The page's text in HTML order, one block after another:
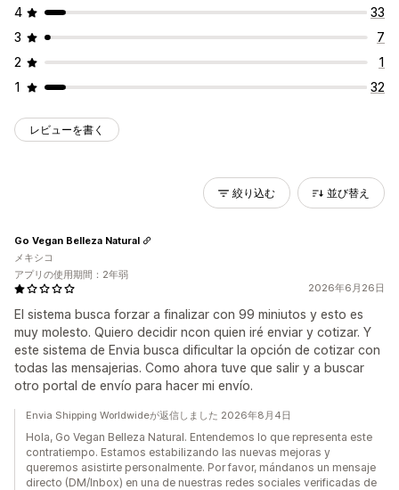
4
33
3
7
2
1
1
32
レビューを書く
絞り込む 並び替え
2026年6月26日
El sistema busca forzar a finalizar con 99 miniutos y esto es
muy molesto. Quiero decidir ncon quien iré enviar y cotizar. Y
este sistema de Envia busca dificultar la opción de cotizar con
todas las mensajerias. Como ahora tuve que salir y a buscar
otro portal de envío para hacer mi envío.
Go Vegan Belleza Natural
メキシコ
アプリの使用期間：2年弱
Envia Shipping Worldwideが返信しました 2026年8月4日
Hola, Go Vegan Belleza Natural. Entendemos lo que representa este
contratiempo. Estamos estabilizando las nuevas mejoras y
queremos asistirte personalmente. Por favor, mándanos un mensaje
directo (DM/Inbox) en una de nuestras redes sociales verificadas de